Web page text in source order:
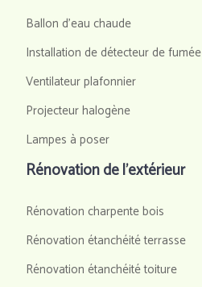
Ballon d'eau chaude
Installation de détecteur de fumée
Ventilateur plafonnier
Projecteur halogène
Lampes à poser
Rénovation de l’extérieur
Rénovation charpente bois
Rénovation étanchéité terrasse
Rénovation étanchéité toiture